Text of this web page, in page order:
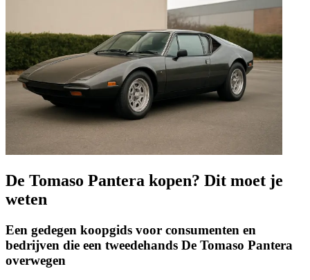
De Tomaso Pantera kopen? Dit moet je
weten
Een gedegen koopgids voor consumenten en
bedrijven die een tweedehands De Tomaso Pantera
overwegen